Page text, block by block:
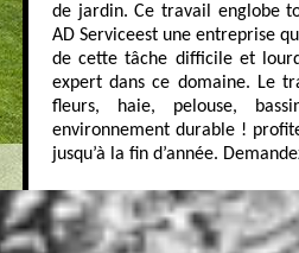
de jardin. Ce travail englobe
AD Serviceest une entreprise
de cette tâche difficile et
expert dans ce domaine. Le
fleurs, haie, pelouse,
environnement durable !
jusqu’à la fin d’année.